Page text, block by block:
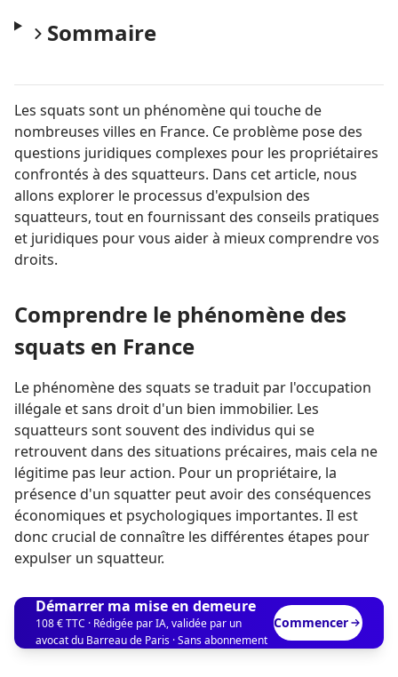
Sommaire
Les squats sont un phénomène qui touche de
nombreuses villes en France. Ce problème pose des
questions juridiques complexes pour les propriétaires
confrontés à des squatteurs. Dans cet article, nous
allons explorer le processus d'expulsion des
squatteurs, tout en fournissant des conseils pratiques
et juridiques pour vous aider à mieux comprendre vos
droits.
Comprendre le phénomène des
squats en France
Le phénomène des squats se traduit par l'occupation
illégale et sans droit d'un bien immobilier. Les
squatteurs sont souvent des individus qui se
retrouvent dans des situations précaires, mais cela ne
légitime pas leur action. Pour un propriétaire, la
présence d'un squatter peut avoir des conséquences
économiques et psychologiques importantes. Il est
donc crucial de connaître les différentes étapes pour
expulser un squatteur.
Démarrer ma mise en demeure
108 € TTC · Rédigée par IA, validée par un
avocat du Barreau de Paris · Sans abonnement
Commencer